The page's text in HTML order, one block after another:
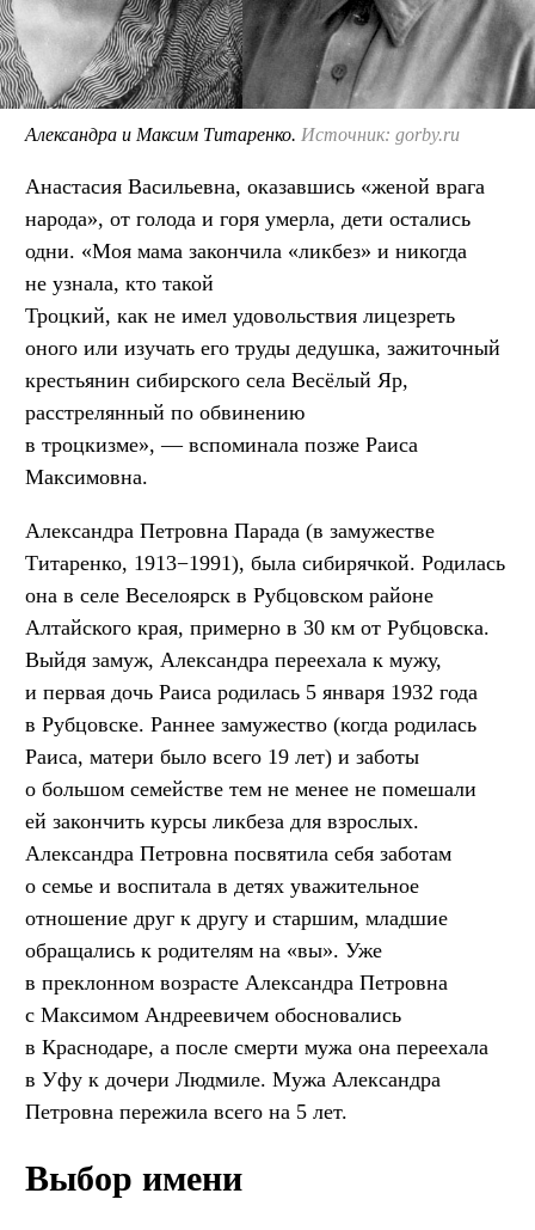
Александра и Максим Титаренко. Источник: gorby.ru
Анастасия Васильевна, оказавшись «женой врага
народа», от голода и горя умерла, дети остались
одни. «Моя мама закончила «ликбез» и никогда
не узнала, кто такой
Троцкий, как не имел удовольствия лицезреть
оного или изучать его труды дедушка, зажиточный
крестьянин сибирского села Весёлый Яр,
расстрелянный по обвинению
в троцкизме», — вспоминала позже Раиса
Максимовна.
Александра Петровна Парада (в замужестве
Титаренко, 1913−1991), была сибирячкой. Родилась
она в селе Веселоярск в Рубцовском районе
Алтайского края, примерно в 30 км от Рубцовска.
Выйдя замуж, Александра переехала к мужу,
и первая дочь Раиса родилась 5 января 1932 года
в Рубцовске. Раннее замужество (когда родилась
Раиса, матери было всего 19 лет) и заботы
о большом семействе тем не менее не помешали
ей закончить курсы ликбеза для взрослых.
Александра Петровна посвятила себя заботам
о семье и воспитала в детях уважительное
отношение друг к другу и старшим, младшие
обращались к родителям на «вы». Уже
в преклонном возрасте Александра Петровна
с Максимом Андреевичем обосновались
в Краснодаре, а после смерти мужа она переехала
в Уфу к дочери Людмиле. Мужа Александра
Петровна пережила всего на 5 лет.
Выбор имени